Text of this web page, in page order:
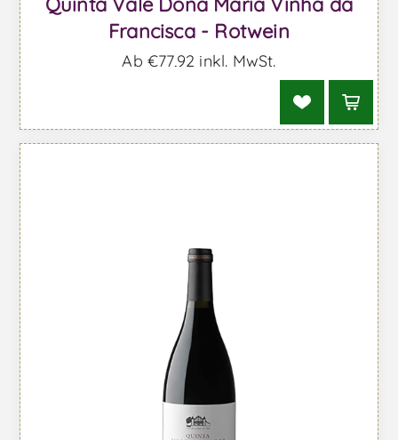
Francisca - Rotwein
Ab €77,92 inkl. MwSt.